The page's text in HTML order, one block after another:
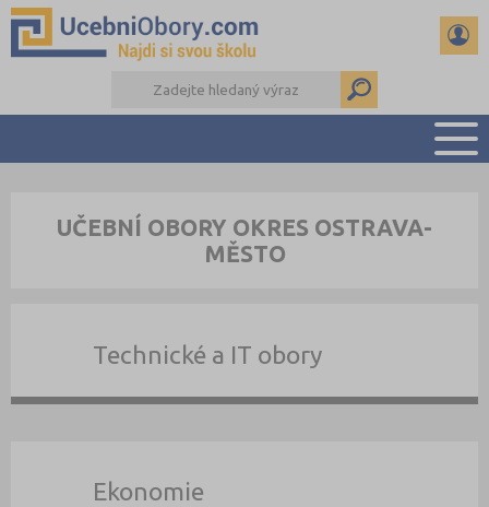
PŘÍPRAVA NA PŘIJÍMAČKY
DŮLEŽITÉ TERMÍNY
UČEBNÍ OBORY OKRES OSTRAVA-
MĚSTO
Technické a IT obory
Ekonomie